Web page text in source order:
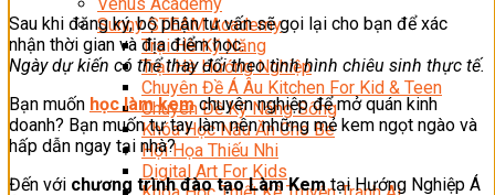
Sunny STEAM Academy
Trại Hè Kỹ Năng
Trại Hè Hướng Nghiệp
Chuyên Đề Á Âu Kitchen For Kid & Teen
Chuyên Đề Kỹ Năng Sống
Khóa Học Nấu Ăn Cho Bé
Hội Họa Thiếu Nhi
Digital Art For Kids
Sau khi đăng ký, bộ phận tư vấn sẽ gọi lại cho bạn để xác
nhận thời gian và địa điểm học.
Ngày dự kiến có thể thay đổi theo tình hình chiêu sinh thực tế.
Bạn muốn học làm kemchuyên nghiệp để mở quán kinh
doanh? Bạn muốn tự tay làm nên những mẻ kem ngọt ngào và
hấp dẫn ngay tại nhà?
Đến với chương trình đào tạo Làm Kemtại Hướng Nghiệp Á